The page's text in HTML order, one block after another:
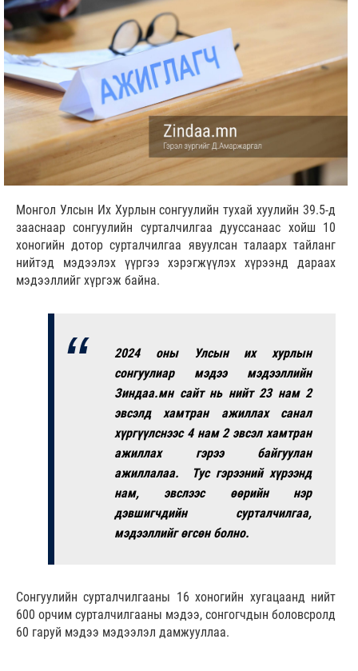
Монгол Улсын Их Хурлын сонгуулийн тухай хуулийн 39.5-д
зааснаар сонгуулийн сурталчилгаа дууссанаас хойш 10
хоногийн дотор сурталчилгаа явуулсан талаарх тайланг
нийтэд мэдээлэх үүргээ хэрэгжүүлэх хүрээнд дараах
мэдээллийг хүргэж байна.
2024 оны Улсын их хурлын
сонгуулиар мэдээ мэдээллийн
Зиндаа.мн сайт нь нийт 23 нам 2
эвсэлд хамтран ажиллах санал
хүргүүлснээс 4 нам 2 эвсэл хамтран
ажиллах гэрээ байгуулан
ажиллалаа. Тус гэрээний хүрээнд
нам, эвслээс өөрийн нэр
дэвшигчдийн сурталчилгаа,
мэдээллийг өгсөн болно.
Сонгуулийн сурталчилгааны 16 хоногийн хугацаанд нийт
600 орчим сурталчилгааны мэдээ, сонгогчдын боловсролд
60 гаруй мэдээ мэдээлэл дамжууллаа.